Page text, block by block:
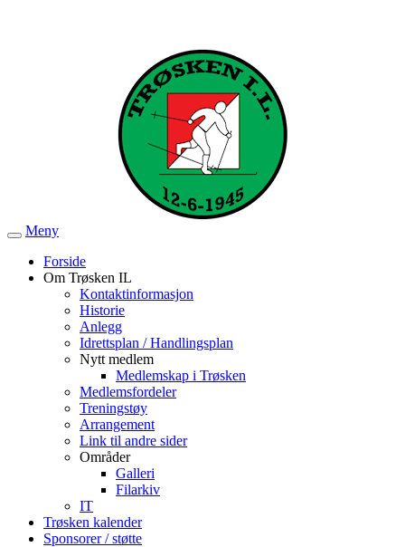
Veksle
navigasjon
Meny
Forside
Om Trøsken IL
Kontaktinformasjon
Historie
Anlegg
Idrettsplan / Handlingsplan
Nytt medlem
Medlemskap i Trøsken
Medlemsfordeler
Treningstøy
Arrangement
Link til andre sider
Områder
Galleri
Filarkiv
IT
Trøsken kalender
Sponsorer / støtte